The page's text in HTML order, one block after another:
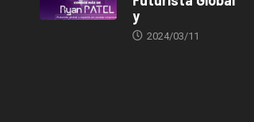
y
2024/03/11